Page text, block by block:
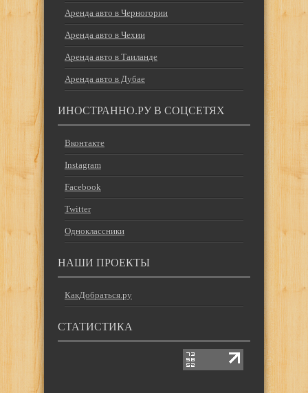
Аренда авто в Черногории
Аренда авто в Чехии
Аренда авто в Таиланде
Аренда авто в Дубае
ИНОСТРАННО.РУ В СОЦСЕТЯХ
Вконтакте
Instagram
Facebook
Twitter
Одноклассники
НАШИ ПРОЕКТЫ
КакДобраться.ру
СТАТИСТИКА